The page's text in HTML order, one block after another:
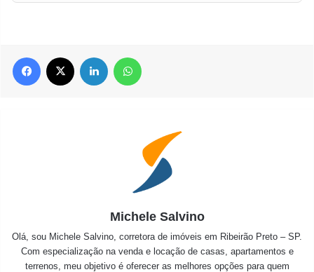
Facebook Linkedin
Michele Salvino
Olá, sou Michele Salvino, corretora de imóveis em Ribeirão Preto – SP.
Com especialização na venda e locação de casas, apartamentos e
terrenos, meu objetivo é oferecer as melhores opções para quem